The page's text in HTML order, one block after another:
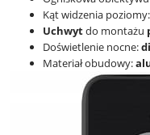
Kąt widzenia poziomy:
Uchwytdo montażu
Doświetlenie nocne:
Materiał obudowy: